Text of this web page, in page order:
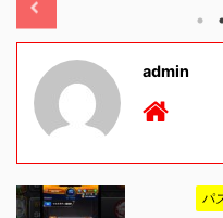
admin
パ